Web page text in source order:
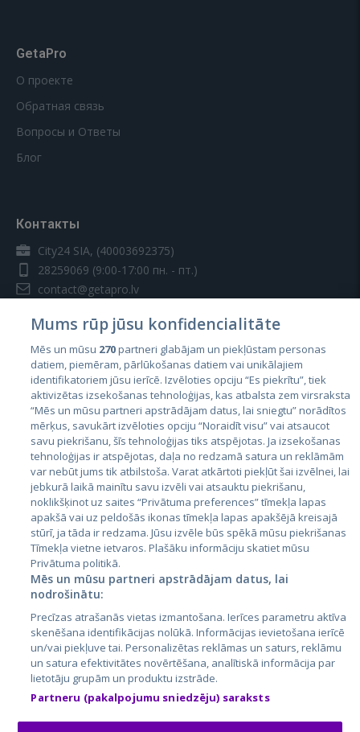
GetaPro
О проекте
Обратная связь
Вопросы и Ответы
Блог
Контакты
City24 SIA, (40003692375)
28259069 (9:00-17:00 пн. - пт.)
contact@getapro.lv
Страны
Эстония
Латвия
Литва
City24.lv
City24.ee
GetaPro.lv
GetaPro.ee
Skelbiu.lt
Autoplius.lt
Aruodas.lt
CVbankas.lt
Kainos.lt
Paslaugos.lt
auto24.ee
Osta.ee
KuldneBörs.ee
Mums rūp jūsu konfidencialitāte
Mēs un mūsu 270partneri glabājam un piekļūstam personas
datiem, piemēram, pārlūkošanas datiem vai unikālajiem
identifikatoriem jūsu ierīcē. Izvēloties opciju “Es piekrītu”, tiek
aktivizētas izsekošanas tehnoloģijas, kas atbalsta zem virsraksta
“Mēs un mūsu partneri apstrādājam datus, lai sniegtu” norādītos
mērķus, savukārt izvēloties opciju “Noraidīt visu” vai atsaucot
savu piekrišanu, šīs tehnoloģijas tiks atspējotas. Ja izsekošanas
tehnoloģijas ir atspējotas, daļa no redzamā satura un reklāmām
var nebūt jums tik atbilstoša. Varat atkārtoti piekļūt šai izvēlnei, lai
jebkurā laikā mainītu savu izvēli vai atsauktu piekrišanu,
noklikšķinot uz saites “Privātuma preferences” tīmekļa lapas
apakšā vai uz peldošās ikonas tīmekļa lapas apakšējā kreisajā
stūrī, ja tāda ir redzama. Jūsu izvēle būs spēkā mūsu piekrišanas
Tīmekļa vietne ietvaros. Plašāku informāciju skatiet mūsu
Privātuma politikā.
Mēs un mūsu partneri apstrādājam datus, lai
nodrošinātu:
Precīzas atrašanās vietas izmantošana. Ierīces parametru aktīva
skenēšana identifikācijas nolūkā. Informācijas ievietošana ierīcē
un/vai piekļuve tai. Personalizētas reklāmas un saturs, reklāmu
un satura efektivitātes novērtēšana, analītiskā informācija par
lietotāju grupām un produktu izstrāde.
Partneru (pakalpojumu sniedzēju) saraksts